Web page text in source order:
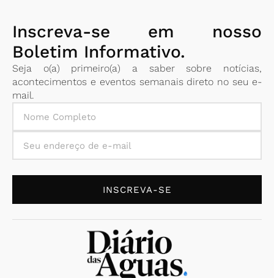
Inscreva-se em nosso
Boletim Informativo.
Seja o(a) primeiro(a) a saber sobre notícias,
acontecimentos e eventos semanais direto no seu e-
mail.
INSCREVA-SE